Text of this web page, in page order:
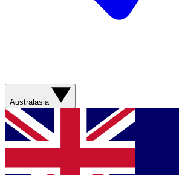
Australasia